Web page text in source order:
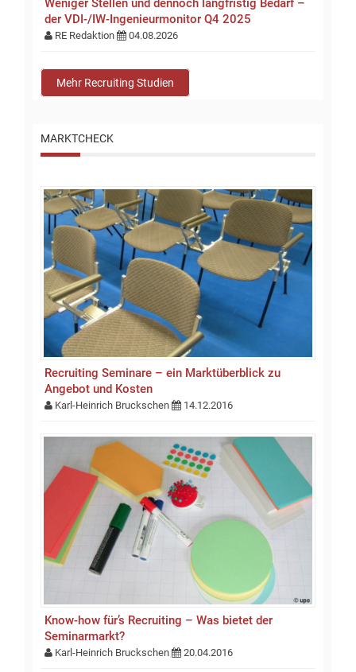
Weniger Stellen und dennoch langfristig Bedarf –
der VDI-/IW-Ingenieurmonitor Q4 2025
RE Redaktion 04.08.2026
Mehr Recruiting Studien
MARKTCHECK
Recruiting Seminare – ein Marktüberblick zu
Angebot und Kosten
Karl-Heinrich Bruckschen 14.12.2016
Know-how für’s Recruiting – Was bietet der
Seminarmarkt?
Karl-Heinrich Bruckschen 20.04.2016